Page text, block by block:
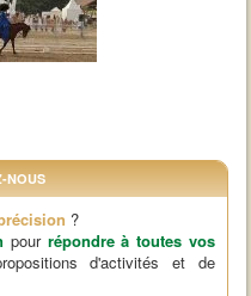
NOUS
?
pour répondre à toutes vos
d'activités et de